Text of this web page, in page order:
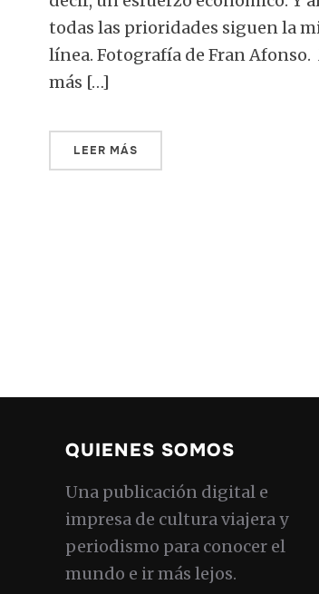
todas las prioridades siguen la
línea. Fotografía de Fran Afonso.
más […]
LEER MÁS
QUIENES SOMOS
Una publicación digital e
impresa de cultura viajera y
periodismo para conocer el
mundo e ir más lejos.